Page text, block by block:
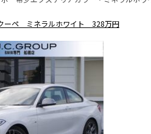
ペ ミネラルホワイト 328万円